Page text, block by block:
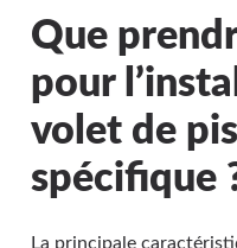
Que
pour
volet de
spécifique
La principale